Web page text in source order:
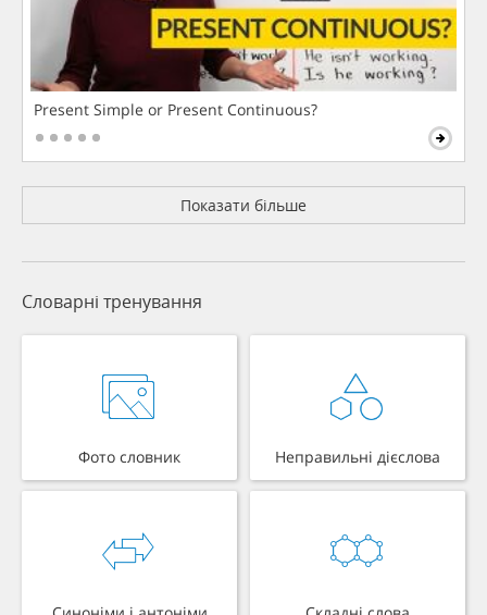
Present Simple or Present Continuous?
Показати більше
Словарні тренування
Фото словник Неправильні дієслова